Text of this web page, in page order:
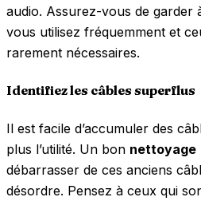
audio. Assurez-vous de garder
vous utilisez fréquemment et
rarement nécessaires.
Identifiez les câbles superflus
Il est facile d’accumuler des
plus l’utilité. Un bon nettoyage
débarrasser de ces anciens
désordre. Pensez à ceux qui